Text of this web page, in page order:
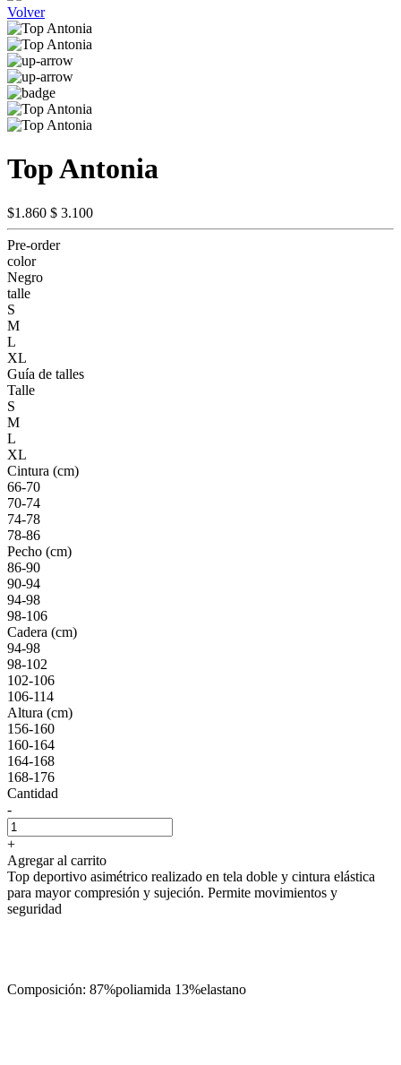
Volver
Top Antonia
$1.860 $ 3.100
Pre-order
color
Negro
talle
S
M
L
XL
Guía de talles
Talle
S
M
L
XL
Cintura (cm)
66-70
70-74
74-78
78-86
Pecho (cm)
86-90
90-94
94-98
98-106
Cadera (cm)
94-98
98-102
102-106
106-114
Altura (cm)
156-160
160-164
164-168
168-176
Cantidad
-
+
Agregar al carrito
Top deportivo asimétrico realizado en tela doble y cintura elástica
para mayor compresión y sujeción. Permite movimientos y
seguridad
Composición: 87%poliamida 13%elastano